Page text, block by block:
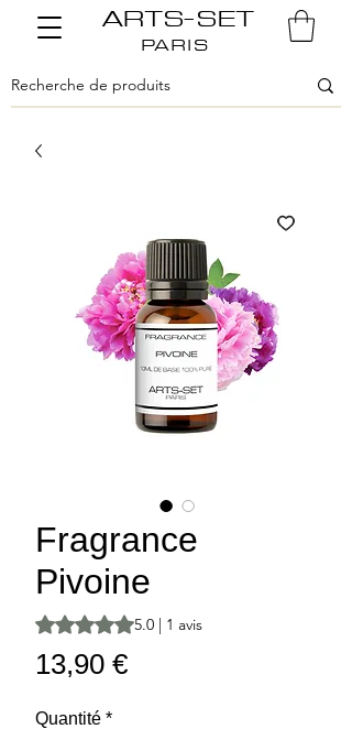
ARTS-SET
PARIS
Fragrance
Pivoine
La note est de 5.0 sur cinq étoiles selon 1
5.0 | 1 avis
13,90 €Prix
Quantité *